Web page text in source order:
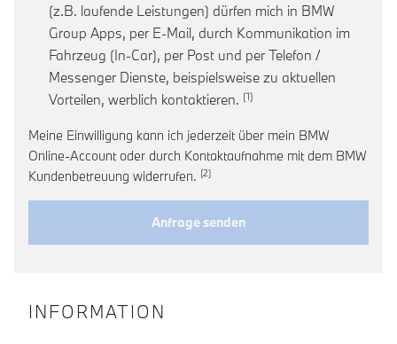
(z.B. laufende Leistungen) dürfen mich in BMW
Group Apps, per E-Mail, durch Kommunikation im
Fahrzeug (In-Car), per Post und per Telefon /
Messenger Dienste, beispielsweise zu aktuellen
Vorteilen, werblich kontaktieren. Link zur Fußnote:
Meine Einwilligung kann ich jederzeit über mein BMW
Online-Account oder durch Kontaktaufnahme mit dem BMW
Kundenbetreuung widerrufen. Link zur Fußnote: Widerruf der
Anfrage senden
INFORMATION